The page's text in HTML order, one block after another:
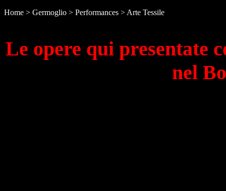
Home > Germoglio > Performances > Arte Tessile
Le opere qui presentate
nel